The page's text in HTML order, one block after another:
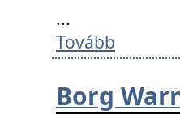
...
Tovább
Borg